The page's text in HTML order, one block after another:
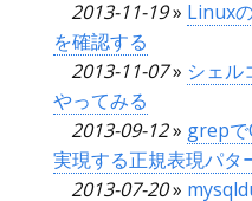
2013-11-19» Linux
を確認する
2013-11-07» シェル
やってみる
2013-09-12» grepで
実現する正規表現パタ
2013-07-20»